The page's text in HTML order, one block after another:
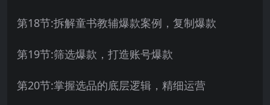
第18节:拆解童书教辅爆款案例，复制爆款
第19节:筛选爆款，打造账号爆款
第20节:掌握选品的底层逻辑，精细运营